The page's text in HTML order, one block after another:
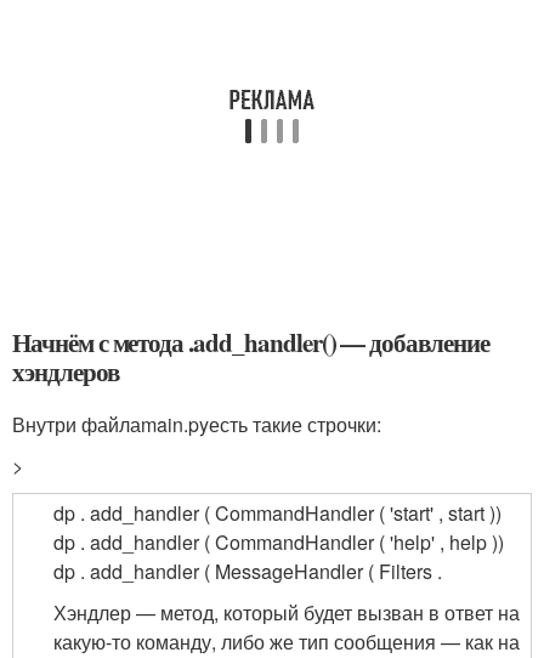
Начнём с метода .add_handler() — добавление
хэндлеров
Внутри файлаmain.pyесть такие строчки:
>
dp . add_handler ( CommandHandler ( 'start' , start ))
dp . add_handler ( CommandHandler ( 'help' , help ))
dp . add_handler ( MessageHandler ( Filters .
Хэндлер — метод, который будет вызван в ответ на
какую-то команду, либо же тип сообщения — как на